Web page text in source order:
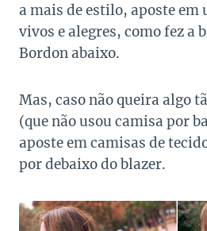
a mais de estilo, aposte em
vivos e alegres, como fez a
Bordon abaixo.
Mas, caso não queira algo
(que não usou camisa por
aposte em camisas de
por debaixo do blazer.